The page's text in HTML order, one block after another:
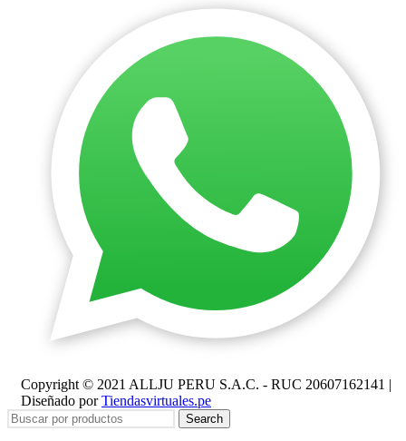
Copyright © 2021 ALLJU PERU S.A.C. - RUC 20607162141 |
Diseñado porTiendasvirtuales.pe
Search